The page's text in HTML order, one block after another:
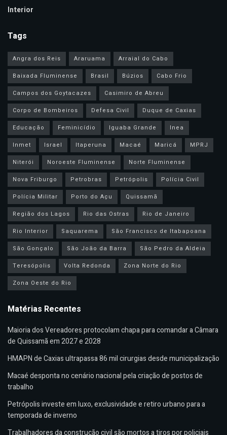
Interior
Tags
Angra dos Reis Araruama
Arraial do Cabo
Baixada Fluminense
Brasil Búzios
Cabo Frio
Campos dos Goytacazes
Casimiro de Abreu
Corpo de Bombeiros
Defesa Civil
Duque de Caxias
Educação
Feminicídio Iguaba Grande
Inea
Inmet
Israel Itaperuna Macaé Maricá
MPRJ
Niterói
Noroeste Fluminense
Norte Fluminense
Nova Friburgo
Petrobras Petrópolis
Polícia Civil
Polícia Militar
Porto do Açu
Quissamã
Região dos Lagos
Rio das Ostras
Rio de Janeiro
Rio Interior
Saquarema
São Francisco de Itabapoana
São Gonçalo
São João da Barra
São Pedro da Aldeia
Teresópolis
Volta Redonda
Zona Norte do Rio
Zona Oeste do Rio
Matérias Recentes
Maioria dos Vereadores protocolam chapa para comandar a Câmara
de Quissamã em 2027 e 2028
HMAPN de Caxias ultrapassa 86 mil cirurgias desde municipalização
Macaé desponta no cenário nacional pela criação de postos de
trabalho
Petrópolis investe em luxo, exclusividade e retiro urbano para a
temporada de inverno
Trabalhadores da construção civil são mortos a tiros por policiais